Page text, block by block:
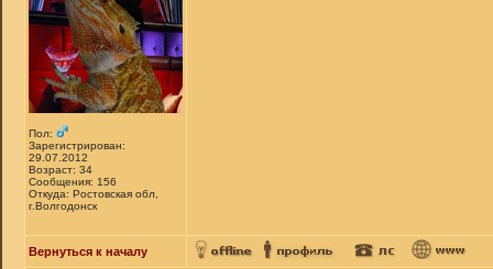
Пол:
Зарегистрирован:
29.07.2012
Возраст: 34
Сообщения: 156
Откуда: Ростовская обл,
г.Волгодонск
Вернуться к началу